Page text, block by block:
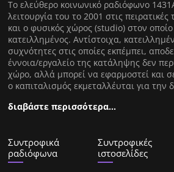
Tο ελεύθερο κοινωνικό ραδιόφωνο
λειτουργία του το 2001 στις
και ο φυσικός χώρος (studio) στον οποίο
κατειλλημένος. Αντίστοιχα,
συχνότητες στις οποίες εκπέμπει,
έννοια/εργαλείο της κατάληψης δεν
χώρο, αλλά μπορεί να εφαρμοστεί και
ο καπιταλισμός εκμεταλλέυται για την
διαβάστε περισσότερα…
Συντροφικά
ραδιόφωνα
Συντροφικές
ιστοσελίδες